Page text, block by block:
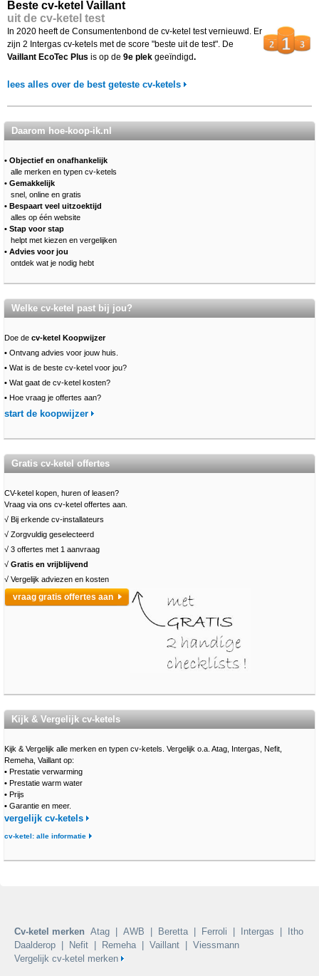
Beste cv-ketel Vaillant
uit de cv-ketel test
In 2020 heeft de Consumentenbond de cv-ketel test vernieuwd. Er
zijn 2 Intergas cv-ketels met de score "beste uit de test". De
Vaillant EcoTec Plus is op de 9e plek geeïndigd.
lees alles over de best geteste cv-ketels
Daarom hoe-koop-ik.nl
• Objectief en onafhankelijk
alle merken en typen cv-ketels
• Gemakkelijk
snel, online en gratis
• Bespaart veel uitzoektijd
alles op één website
• Stap voor stap
helpt met kiezen en vergelijken
• Advies voor jou
ontdek wat je nodig hebt
Welke cv-ketel past bij jou?
Doe de cv-ketel Koopwijzer
• Ontvang advies voor jouw huis.
• Wat is de beste cv-ketel voor jou?
• Wat gaat de cv-ketel kosten?
• Hoe vraag je offertes aan?
start de koopwijzer
Gratis cv-ketel offertes
CV-ketel kopen, huren of leasen?
Vraag via ons cv-ketel offertes aan.
√ Bij erkende cv-installateurs
√ Zorgvuldig geselecteerd
√ 3 offertes met 1 aanvraag
√ Gratis en vrijblijvend
√ Vergelijk adviezen en kosten
vraag gratis offertes aan
Kijk & Vergelijk cv-ketels
Kijk & Vergelijk alle merken en typen cv-ketels. Vergelijk o.a. Atag, Intergas, Nefit,
Remeha, Vaillant op:
• Prestatie verwarming
• Prestatie warm water
• Prijs
• Garantie en meer.
vergelijk cv-ketels
cv-ketel: alle informatie
Cv-ketel merken Atag AWB Beretta| Ferroli Intergas
Itho
Daalderop
Nefit Remeha| Vaillant
Viessmann
Vergelijk cv-ketel merken